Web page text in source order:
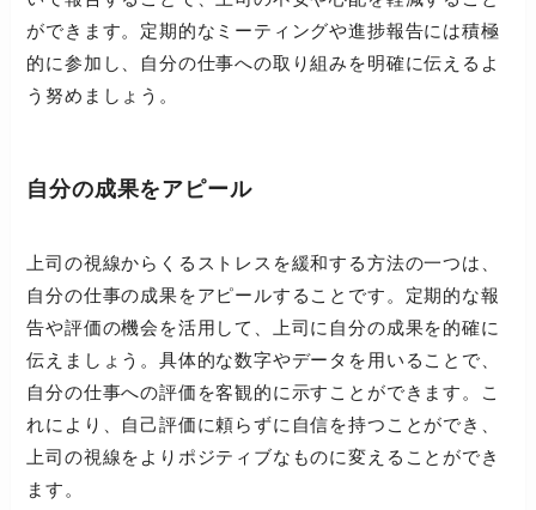
ができます。定期的なミーティングや進捗報告には積極
的に参加し、自分の仕事への取り組みを明確に伝えるよ
う努めましょう。
自分の成果をアピール
上司の視線からくるストレスを緩和する方法の一つは、
自分の仕事の成果をアピールすることです。定期的な報
告や評価の機会を活用して、上司に自分の成果を的確に
伝えましょう。具体的な数字やデータを用いることで、
自分の仕事への評価を客観的に示すことができます。こ
れにより、自己評価に頼らずに自信を持つことができ、
上司の視線をよりポジティブなものに変えることができ
ます。